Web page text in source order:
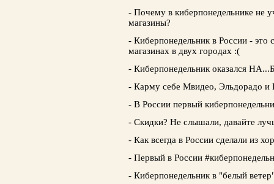
- Почему в киберпонедельнике не
магазины?
- Киберпонедельник в России - это
магазинах в двух городах :(
- Киберпонедельник оказался
- Карму себе Мвидео, Эльдорадо и
- В России первый
- Скидки? Не слышали, давайте
- Как всегда в России сделали из
- Первый в России
- Киберпонедельник в "белый